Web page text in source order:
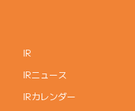
IR
IRニュース
IRカレンダー